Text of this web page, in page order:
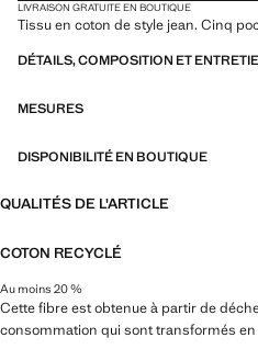
LIVRAISON GRATUITE EN BOUTIQUE
Tissu en coton de style jean. Cinq
DÉTAILS, COMPOSITION ET
MESURES
DISPONIBILITÉ EN BOUTIQUE
QUALITÉS DE L'ARTICLE
COTON RECYCLÉ
Au moins 20 %
Cette fibre est obtenue à partir de
consommation qui sont transformés en